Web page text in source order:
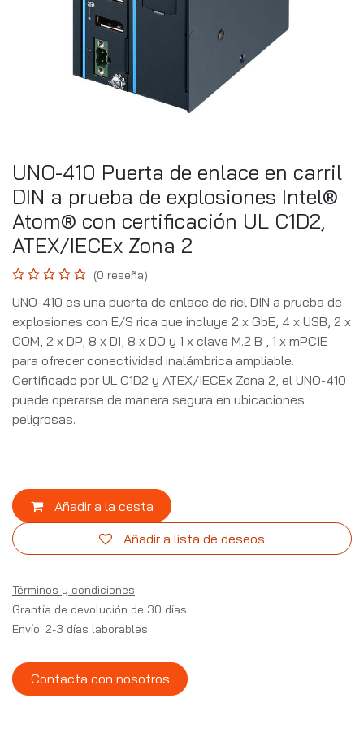
UNO-410 Puerta de enlace en carril
DIN a prueba de explosiones Intel®
Atom® con certificación UL C1D2,
ATEX/IECEx Zona 2
(0 reseña)
UNO-410 es una puerta de enlace de riel DIN a prueba de
explosiones con E/S rica que incluye 2 x GbE, 4 x USB, 2 x
COM, 2 x DP, 8 x DI, 8 x DO y 1 x clave M.2 B , 1 x mPCIE
para ofrecer conectividad inalámbrica ampliable.
Certificado por UL C1D2 y ATEX/IECEx Zona 2, el UNO-410
puede operarse de manera segura en ubicaciones
peligrosas.
Añadir a la cesta
Añadir a lista de deseos
Términos y condiciones
Grantía de devolución de 30 días
Envío: 2-3 días laborables
Contacta con nosotros